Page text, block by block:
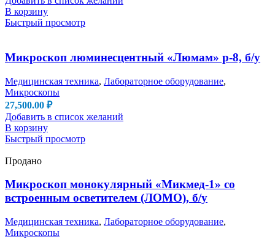
В корзину
Быстрый просмотр
Микроскоп люминесцентный «Люмам» р-8, б/у
Медицинская техника, Лабораторное оборудование,
Микроскопы
27,500.00 ₽
Добавить в список желаний
В корзину
Быстрый просмотр
Продано
Микроскоп монокулярный «Микмед-1» со
встроенным осветителем (ЛОМО), б/у
Медицинская техника, Лабораторное оборудование,
Микроскопы